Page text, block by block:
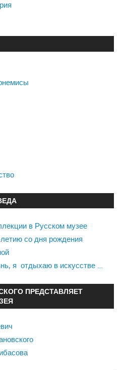
в Русском музее
со дня рождения
я отдыхаю в искусстве …
ПРЕДСТАВЛЯЕТ